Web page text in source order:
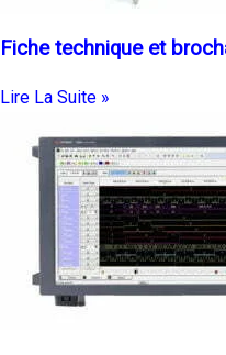
Fiche technique et
Lire La Suite »